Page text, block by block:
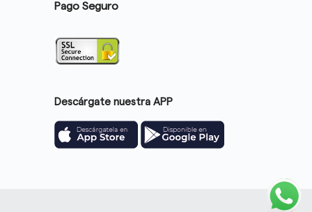
Pago Seguro
Descárgate nuestra APP